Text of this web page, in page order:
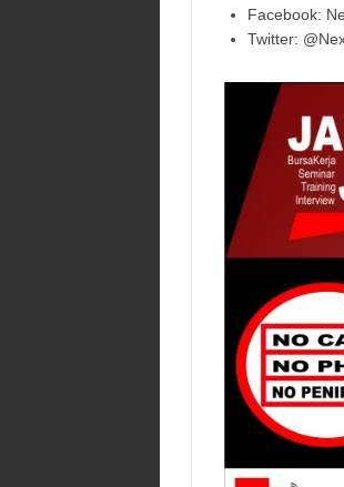
Facebook:
Twitter: